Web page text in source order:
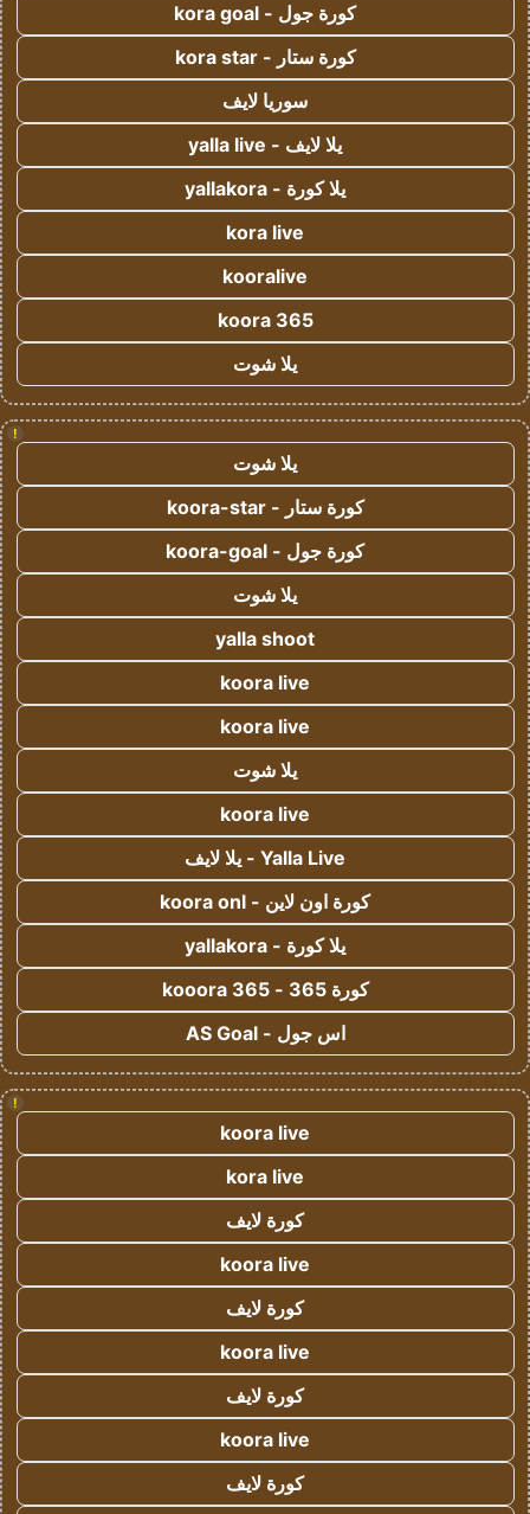
كورة جول - kora goal
كورة ستار - kora star
سوريا لايف
يلا لايف - yalla live
يلا كورة - yallakora
kora live
kooralive
koora 365
يلا شوت
!
يلا شوت
كورة ستار - koora-star
كورة جول - koora-goal
يلا شوت
yalla shoot
koora live
koora live
يلا شوت
koora live
Yalla Live - يلا لايف
كورة اون لاين - koora onl
يلا كورة - yallakora
كورة 365 - kooora 365
اس جول - AS Goal
!
koora live
kora live
كورة لايف
koora live
كورة لايف
koora live
كورة لايف
koora live
كورة لايف